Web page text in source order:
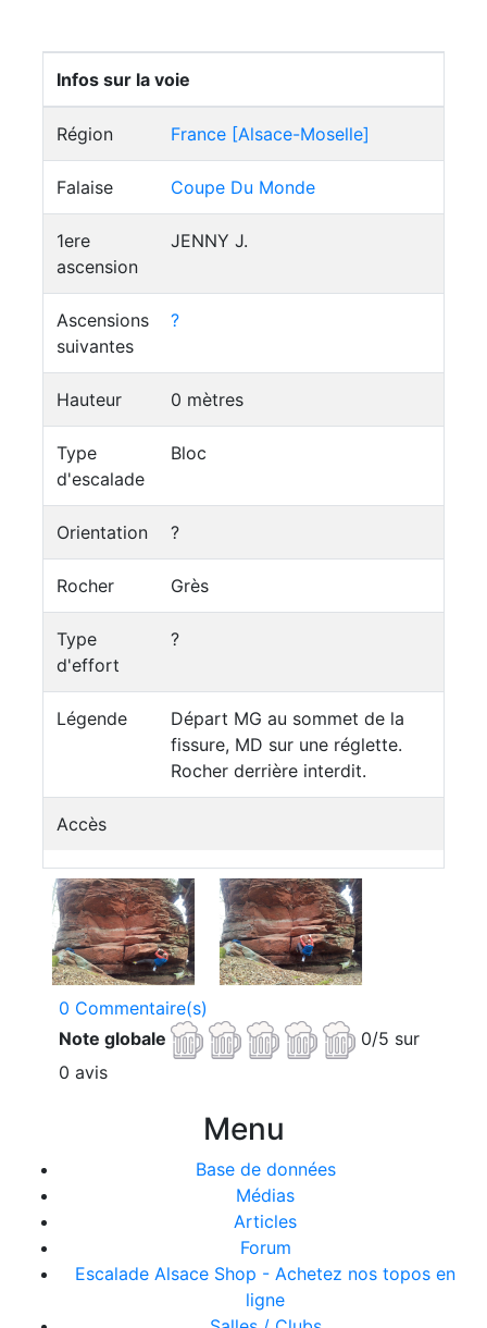
Infos sur la voie
Région France [Alsace-Moselle]
Falaise Coupe Du Monde
1ere
ascension
JENNY J.
Ascensions
suivantes
?
Hauteur 0 mètres
Type
d'escalade
Bloc
Orientation ?
Rocher Grès
Type
d'effort
?
Légende
Départ MG au sommet de la
fissure, MD sur une réglette.
Rocher derrière interdit.
Accès
0 Commentaire(s)
Note globale
0/5 sur
0 avis
Menu
Base de données
Médias
Articles
Forum
Escalade Alsace Shop - Achetez nos topos en
ligne